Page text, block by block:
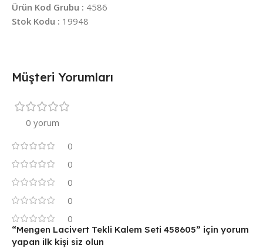
Ürün Kod Grubu : 4586
Stok Kodu : 19948
Müşteri Yorumları
0 yorum
0
0
0
0
0
“Mengen Lacivert Tekli Kalem Seti 458605” için yorum
yapan ilk kişi siz olun